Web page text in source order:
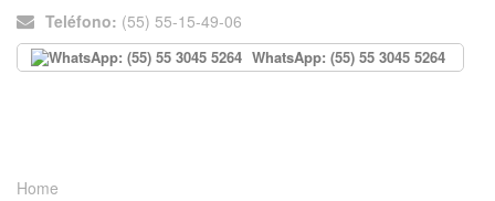
Teléfono: (55) 55-15-49-06
WhatsApp: (55) 55 3045 5264
Home